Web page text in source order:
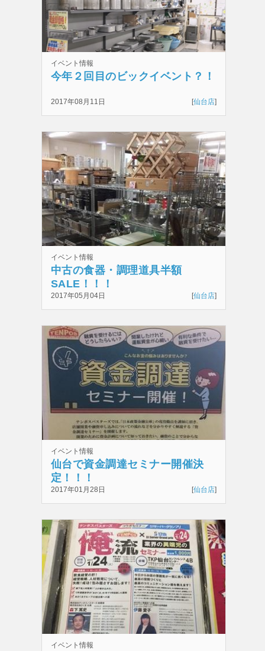
イベント情報
今年２回目のビックイベント？！
2017年08月11日 [仙台店]
イベント情報
中古の食器・調理道具半額
SALE！！！
2017年05月04日 [仙台店]
イベント情報
仙台で資金調達セミナー開催決
定！！！
2017年01月28日 [仙台店]
イベント情報